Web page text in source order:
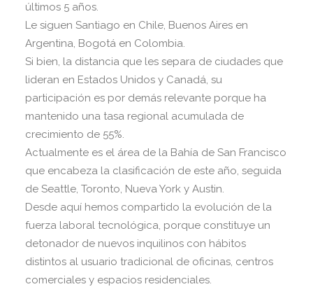
últimos 5 años.
Le siguen Santiago en Chile, Buenos Aires en
Argentina, Bogotá en Colombia.
Si bien, la distancia que les separa de ciudades que
lideran en Estados Unidos y Canadá, su
participación es por demás relevante porque ha
mantenido una tasa regional acumulada de
crecimiento de 55%.
Actualmente es el área de la Bahía de San Francisco
que encabeza la clasificación de este año, seguida
de Seattle, Toronto, Nueva York y Austin.
Desde aquí hemos compartido la evolución de la
fuerza laboral tecnológica, porque constituye un
detonador de nuevos inquilinos con hábitos
distintos al usuario tradicional de oficinas, centros
comerciales y espacios residenciales.